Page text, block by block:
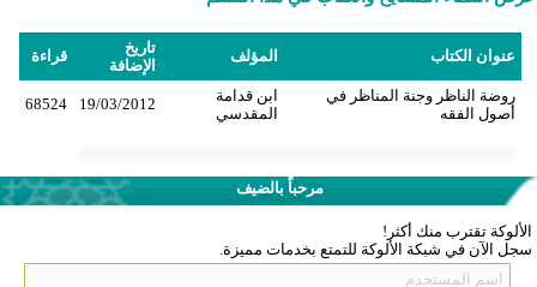
عنوان الكتاب المؤلف
تاريخ
الإضافة
قراءة
روضة الناظر وجنة المناظر في
أصول الفقه
ابن قدامة
المقدسي
19/03/2012
68524
مرحباً بالضيف
الألوكة تقترب منك أكثر!
سجل الآن في شبكة الألوكة للتمتع بخدمات مميزة.